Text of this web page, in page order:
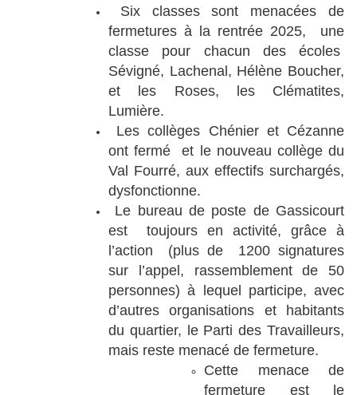
Six classes sont menacées de
fermetures à la rentrée 2025, une
classe pour chacun des écoles
Sévigné, Lachenal, Hélène Boucher,
et les Roses, les Clématites,
Lumière.
Les collèges Chénier et Cézanne
ont fermé et le nouveau collège du
Val Fourré, aux effectifs surchargés,
dysfonctionne.
Le bureau de poste de Gassicourt
est toujours en activité, grâce à
l’action (plus de 1200 signatures
sur l’appel, rassemblement de 50
personnes) à lequel participe, avec
d’autres organisations et habitants
du quartier, le Parti des Travailleurs,
mais reste menacé de fermeture.
Cette menace de
fermeture est le